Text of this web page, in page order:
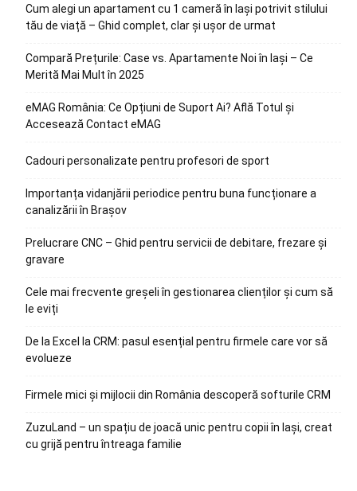
Cum alegi un apartament cu 1 cameră în Iași potrivit stilului
tău de viață – Ghid complet, clar și ușor de urmat
Compară Prețurile: Case vs. Apartamente Noi în Iași – Ce
Merită Mai Mult în 2025
eMAG România: Ce Opțiuni de Suport Ai? Află Totul și
Accesează Contact eMAG
Cadouri personalizate pentru profesori de sport
Importanța vidanjării periodice pentru buna funcționare a
canalizării în Brașov
Prelucrare CNC – Ghid pentru servicii de debitare, frezare și
gravare
Cele mai frecvente greșeli în gestionarea clienților și cum să
le eviți
De la Excel la CRM: pasul esențial pentru firmele care vor să
evolueze
Firmele mici și mijlocii din România descoperă softurile CRM
ZuzuLand – un spațiu de joacă unic pentru copii în Iași, creat
cu grijă pentru întreaga familie